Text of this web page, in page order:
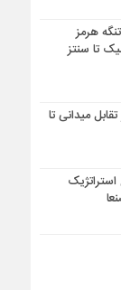
هرمز
تا سنتز
تقابل میدانی تا
استراتژیک